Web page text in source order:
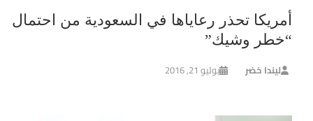
أمريكا تحذر رعاياها في السعودية من احتمال
“خطر وشيك”
ليندا خضر يوليو 21, 2016